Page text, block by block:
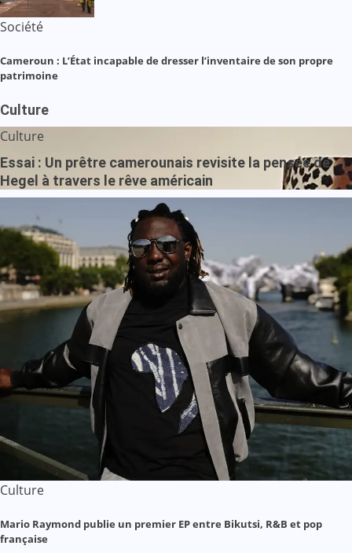
Société
Cameroun : L’État incapable de dresser l’inventaire de son propre
patrimoine
Culture
Culture
Essai : Un prêtre camerounais revisite la pensée de
Hegel à travers le rêve américain
Culture
Mario Raymond publie un premier EP entre Bikutsi, R&B et pop
française